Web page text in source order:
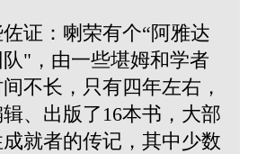
证：喇荣有个“阿雅达
"，由一些堪姆和学者
不长，只有四年左右，
、出版了16本书，大部
就者的传记，其中少数